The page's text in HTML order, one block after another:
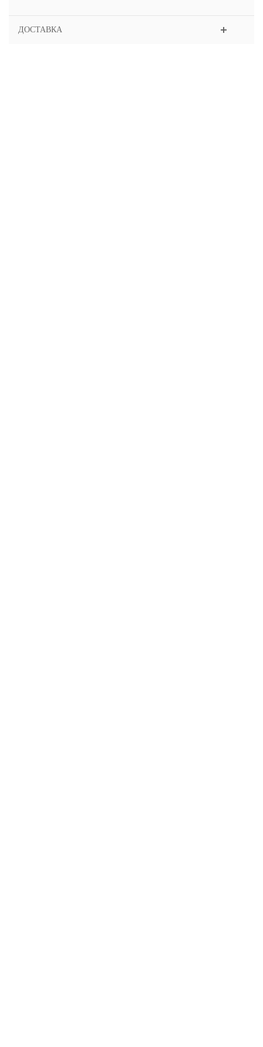
ДОСТАВКА